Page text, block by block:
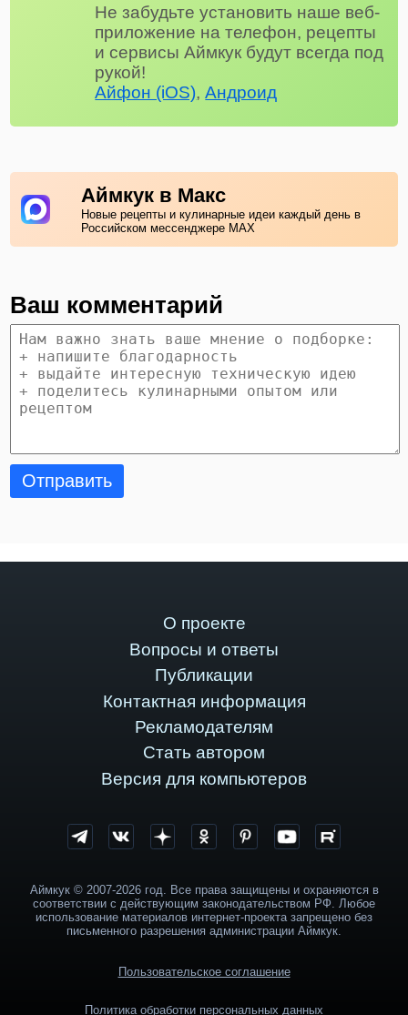
Не забудьте установить наше веб-
приложение на телефон, рецепты
и сервисы Аймкук будут всегда под
рукой!
Айфон (iOS),Андроид
Аймкук в Макс
Новые рецепты и кулинарные идеи каждый день в
Российском мессенджере MAX
Ваш комментарий
Отправить
О проекте
Вопросы и ответы
Публикации
Контактная информация
Рекламодателям
Стать автором
Версия для компьютеров
Аймкук © 2007-2026 год. Все права защищены и охраняются в
соответствии с действующим законодательством РФ. Любое
использование материалов интернет-проекта запрещено без
письменного разрешения администрации Аймкук.
Пользовательское соглашение
Политика обработки персональных данных